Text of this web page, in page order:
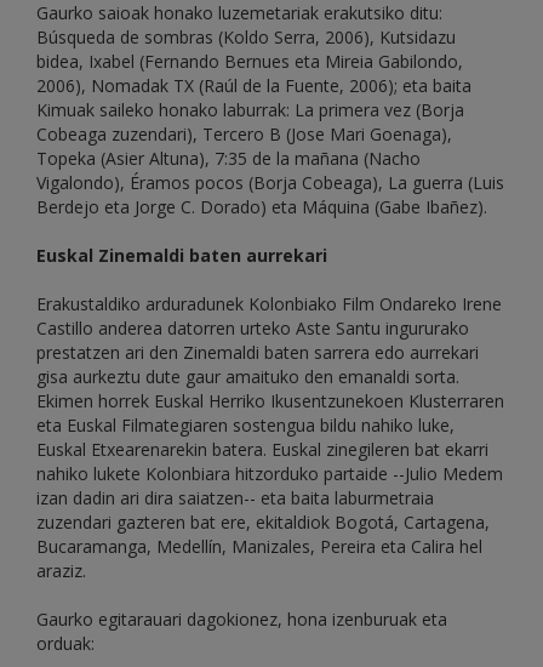
Gaurko saioak honako luzemetariak erakutsiko ditu:
Búsqueda de sombras (Koldo Serra, 2006), Kutsidazu
bidea, Ixabel (Fernando Bernues eta Mireia Gabilondo,
2006), Nomadak TX (Raúl de la Fuente, 2006); eta baita
Kimuak saileko honako laburrak: La primera vez (Borja
Cobeaga zuzendari), Tercero B (Jose Mari Goenaga),
Topeka (Asier Altuna), 7:35 de la mañana (Nacho
Vigalondo), Éramos pocos (Borja Cobeaga), La guerra (Luis
Berdejo eta Jorge C. Dorado) eta Máquina (Gabe Ibañez).
Euskal Zinemaldi baten aurrekari
Erakustaldiko arduradunek Kolonbiako Film Ondareko Irene
Castillo anderea datorren urteko Aste Santu ingururako
prestatzen ari den Zinemaldi baten sarrera edo aurrekari
gisa aurkeztu dute gaur amaituko den emanaldi sorta.
Ekimen horrek Euskal Herriko Ikusentzunekoen Klusterraren
eta Euskal Filmategiaren sostengua bildu nahiko luke,
Euskal Etxearenarekin batera. Euskal zinegileren bat ekarri
nahiko lukete Kolonbiara hitzorduko partaide --Julio Medem
izan dadin ari dira saiatzen-- eta baita laburmetraia
zuzendari gazteren bat ere, ekitaldiok Bogotá, Cartagena,
Bucaramanga, Medellín, Manizales, Pereira eta Calira hel
araziz.
Gaurko egitarauari dagokionez, hona izenburuak eta
orduak: